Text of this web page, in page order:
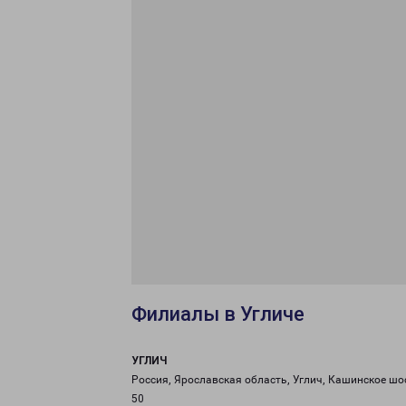
Филиалы в Угличе
УГЛИЧ
Россия, Ярославская область, Углич, Кашинское
50